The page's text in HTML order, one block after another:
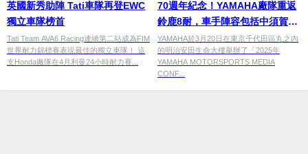
英國新秀助陣 Tati車隊再登EWC
獨立車隊榜首
Tati Team AVA6 Racing連續第二站成為FIM
世界耐力錦標賽表現最佳的獨立車隊！ 這
支Honda廠隊在4月利曼24小時耐力賽...
70週年紀念！YAMAHA廠隊重返
鈴鹿8耐，車手陣容包括中須賀克
行與MotoGP＆WorldSBK選手
YAMAHA於3月20日在東京千代田區丸之內
的明治安田生命大樓舉辦了「2025年
YAMAHA MOTORSPORTS MEDIA
CONF...